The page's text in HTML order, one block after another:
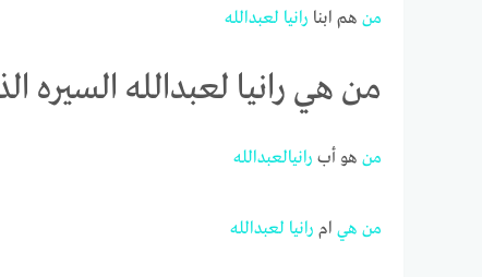
من هم ابنا رانيا لعبدالله
من هي رانيا لعبدالله السيره
من هو أب رانيالعبدالله
من هي ام رانيا لعبدالله